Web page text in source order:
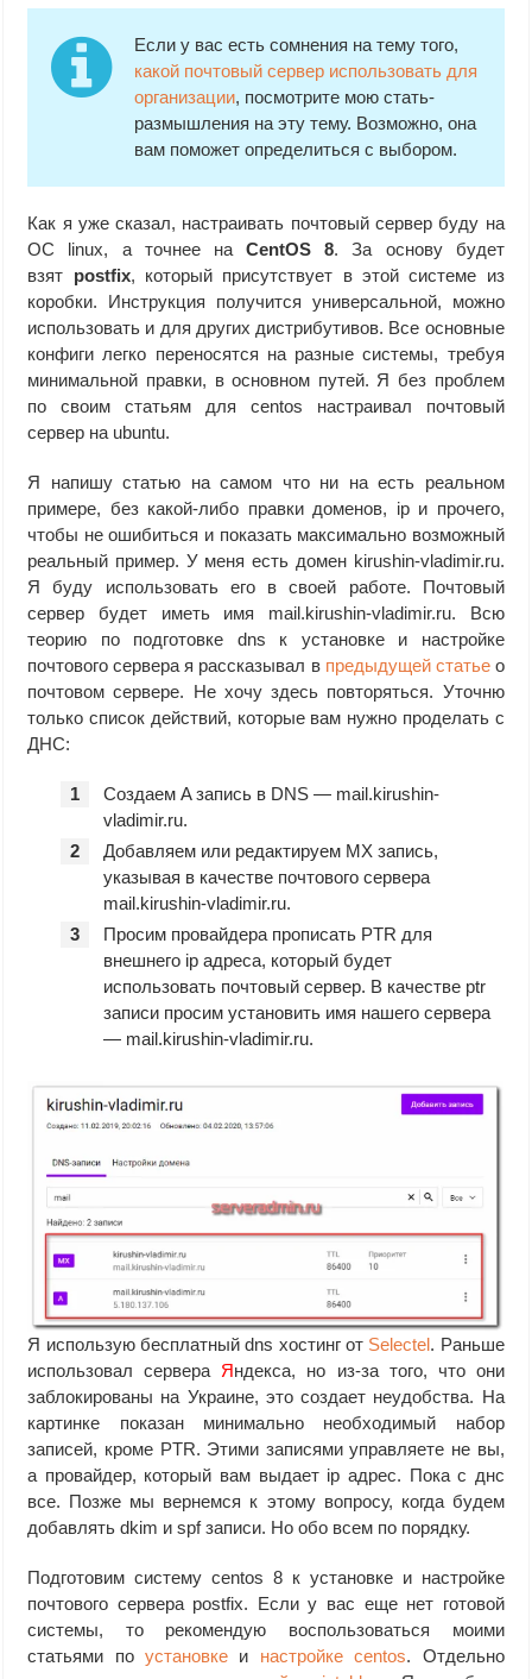
Если у вас есть сомнения на тему того,
какой почтовый сервер использовать для
организации, посмотрите мою стать-
размышления на эту тему. Возможно, она
вам поможет определиться с выбором.
Как я уже сказал, настраивать почтовый сервер буду на
ОС linux, а точнее наCentOS 8. За основу будет
взят postfix, который присутствует в этой системе из
коробки. Инструкция получится универсальной, можно
использовать и для других дистрибутивов. Все основные
конфиги легко переносятся на разные системы, требуя
минимальной правки, в основном путей. Я без проблем
по своим статьям для centos настраивал почтовый
сервер на ubuntu.
Я напишу статью на самом что ни на есть реальном
примере, без какой-либо правки доменов, ip и прочего,
чтобы не ошибиться и показать максимально возможный
реальный пример. У меня есть домен kirushin-vladimir.ru.
Я буду использовать его в своей работе. Почтовый
сервер будет иметь имя mail.kirushin-vladimir.ru. Всю
теорию по подготовке dns к установке и настройке
почтового сервера я рассказывал в предыдущей статьео
почтовом сервере. Не хочу здесь повторяться. Уточню
только список действий, которые вам нужно проделать c
ДНС:
Создаем A запись в DNS — mail.kirushin-
vladimir.ru.
Добавляем или редактируем MX запись,
указывая в качестве почтового сервера
mail.kirushin-vladimir.ru.
Просим провайдера прописать PTR для
внешнего ip адреса, который будет
использовать почтовый сервер. В качестве ptr
записи просим установить имя нашего сервера
— mail.kirushin-vladimir.ru.
Я использую бесплатный dns хостинг от Selectel. Раньше
использовал сервера Яндекса, но из-за того, что они
заблокированы на Украине, это создает неудобства. На
картинке показан минимально необходимый набор
записей, кроме PTR. Этими записями управляете не вы,
а провайдер, который вам выдает ip адрес. Пока с днс
все. Позже мы вернемся к этому вопросу, когда будем
добавлять dkim и spf записи. Но обо всем по порядку.
Подготовим систему centos 8 к установке и настройке
почтового сервера postfix. Если у вас еще нет готовой
системы, то рекомендую воспользоваться моими
статьями поустановке и настройке centos. Отдельно